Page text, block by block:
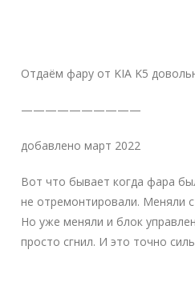
Отдаём фару от KIA K5
——————————
добавлено март 2022
Вот что бывает когда фара
не отремонтировали. Меняли
Но уже меняли и блок
просто сгнил. И это точно